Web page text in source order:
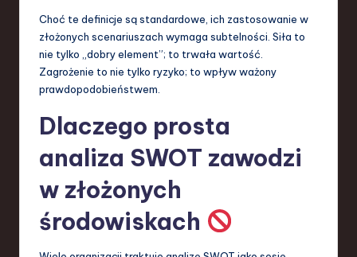
Choć te definicje są standardowe, ich zastosowanie w
złożonych scenariuszach wymaga subtelności. Siła to
nie tylko „dobry element”; to trwała wartość.
Zagrożenie to nie tylko ryzyko; to wpływ ważony
prawdopodobieństwem.
Dlaczego prosta
analiza SWOT zawodzi
w złożonych
środowiskach